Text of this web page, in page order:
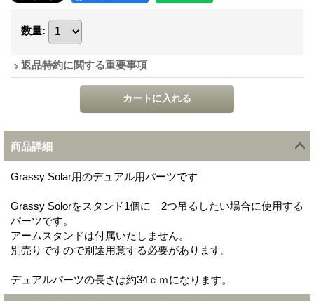
数量:
返品特約に関する重要事項
商品詳細
Grassy Solar用のデュアル用パーツです
Grassy Solorをスタンド1個に 2つ吊るしたい場合に使用する
パーツです。
アームスタンドは付属いたしません。
別売りですので別途用意する必要があります。
デュアルパーツの長さは約34ｃｍになります。